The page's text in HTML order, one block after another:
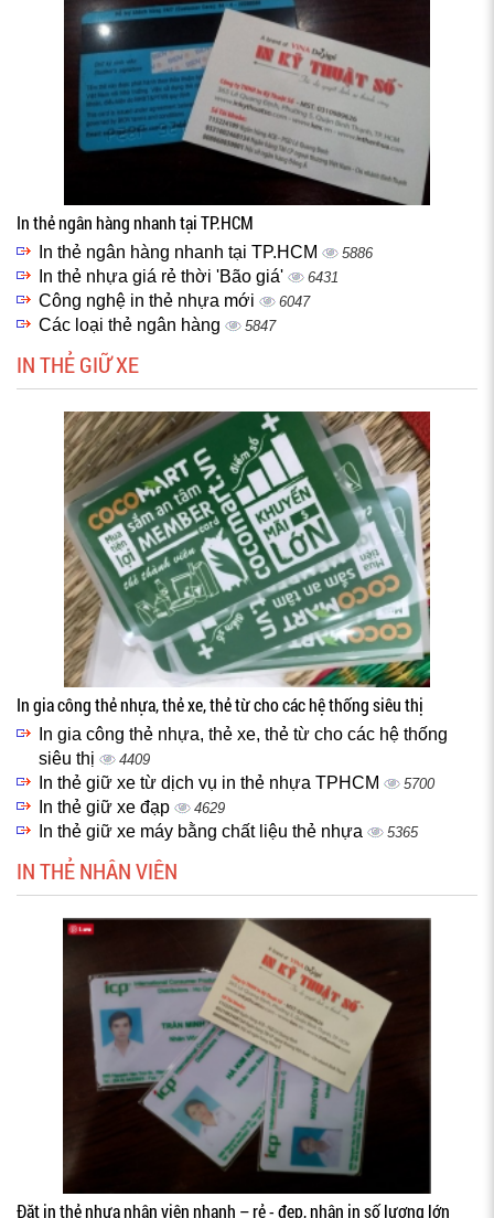
In thẻ ngân hàng nhanh tại TP.HCM
In thẻ ngân hàng nhanh tại TP.HCM 5886
In thẻ nhựa giá rẻ thời 'Bão giá' 6431
Công nghệ in thẻ nhựa mới 6047
Các loại thẻ ngân hàng 5847
IN THẺ GIỮ XE
In gia công thẻ nhựa, thẻ xe, thẻ từ cho các hệ thống siêu thị
In gia công thẻ nhựa, thẻ xe, thẻ từ cho các hệ thống
siêu thị
4409
In thẻ giữ xe từ dịch vụ in thẻ nhựa TPHCM 5700
In thẻ giữ xe đạp 4629
In thẻ giữ xe máy bằng chất liệu thẻ nhựa 5365
IN THẺ NHÂN VIÊN
Đặt in thẻ nhựa nhân viên nhanh – rẻ - đẹp, nhận in số lượng lớn